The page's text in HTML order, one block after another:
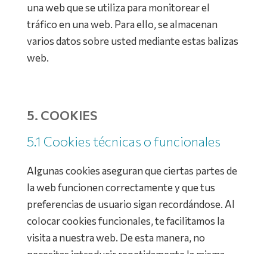
una web que se utiliza para monitorear el
tráfico en una web. Para ello, se almacenan
varios datos sobre usted mediante estas balizas
web.
5. COOKIES
5.1 Cookies técnicas o funcionales
Algunas cookies aseguran que ciertas partes de
la web funcionen correctamente y que tus
preferencias de usuario sigan recordándose. Al
colocar cookies funcionales, te facilitamos la
visita a nuestra web. De esta manera, no